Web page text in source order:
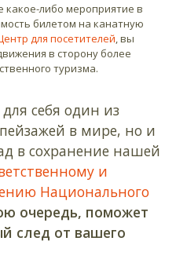
какое-либо мероприятие в
билетом на канатную
для посетителей , вы
в сторону более
туризма.
себя один из
в мире, но и
в сохранение нашей
и
Национального
очередь, поможет
след от вашего